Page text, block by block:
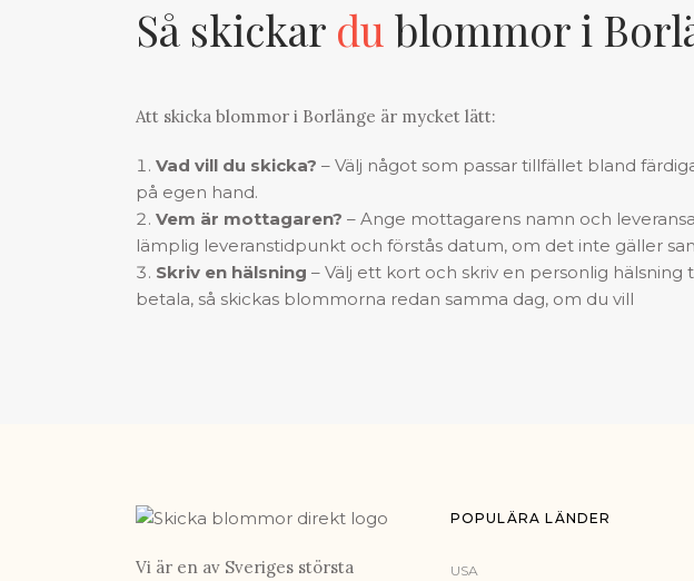
Så skickar dublommor i
Att skicka blommor i Borlänge är mycket lätt:
Vad vill du skicka? – Välj något som passar tillfället bland
på egen hand.
Vem är mottagaren? – Ange mottagarens namn och
lämplig leveranstidpunkt och förstås datum, om det inte gäller
Skriv en hälsning – Välj ett kort och skriv en personlig
betala, så skickas blommorna redan samma dag, om du vill
Vi är en av Sveriges största
POPULÄRA LÄNDER
USA